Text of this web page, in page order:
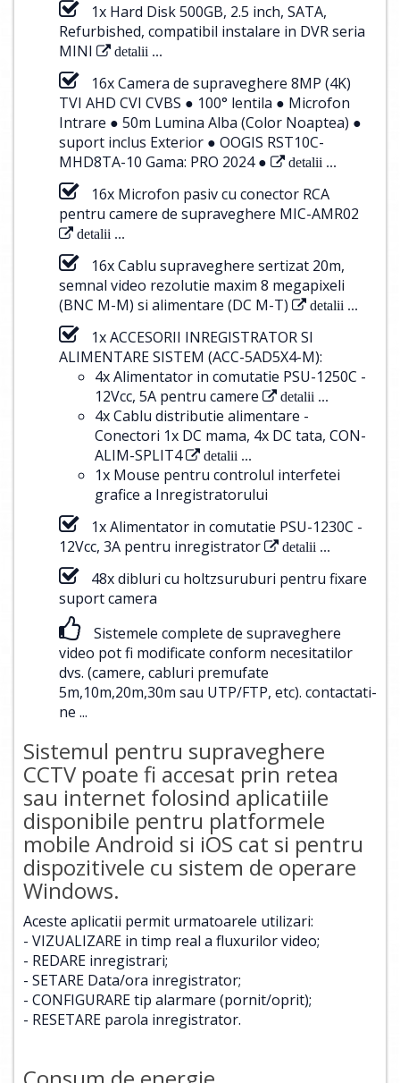
1x Hard Disk 500GB, 2.5 inch, SATA,
Refurbished, compatibil instalare in DVR seria
MINI
detalii ...
16x Camera de supraveghere 8MP (4K)
TVI AHD CVI CVBS ● 100° lentila ● Microfon
Intrare ● 50m Lumina Alba (Color Noaptea) ●
suport inclus Exterior ● OOGIS RST10C-
MHD8TA-10 Gama: PRO 2024 ●
detalii ...
16x Microfon pasiv cu conector RCA
pentru camere de supraveghere MIC-AMR02
detalii ...
16x Cablu supraveghere sertizat 20m,
semnal video rezolutie maxim 8 megapixeli
(BNC M-M) si alimentare (DC M-T)
detalii ...
1x ACCESORII INREGISTRATOR SI
ALIMENTARE SISTEM (ACC-5AD5X4-M):
4x Alimentator in comutatie PSU-1250C -
12Vcc, 5A pentru camere
detalii ...
4x Cablu distributie alimentare -
Conectori 1x DC mama, 4x DC tata, CON-
ALIM-SPLIT4
detalii ...
1x Mouse pentru controlul interfetei
grafice a Inregistratorului
1x Alimentator in comutatie PSU-1230C -
12Vcc, 3A pentru inregistrator
detalii ...
48x dibluri cu holtzsuruburi pentru fixare
suport camera
Sistemele complete de supraveghere
video pot fi modificate conform necesitatilor
dvs. (camere, cabluri premufate
5m,10m,20m,30m sau UTP/FTP, etc). contactati-
ne ...
Sistemul pentru supraveghere
CCTV poate fi accesat prin retea
sau internet folosind aplicatiile
disponibile pentru platformele
mobile Android si iOS cat si pentru
dispozitivele cu sistem de operare
Windows.
Aceste aplicatii permit urmatoarele utilizari:
- VIZUALIZARE in timp real a fluxurilor video;
- REDARE inregistrari;
- SETARE Data/ora inregistrator;
- CONFIGURARE tip alarmare (pornit/oprit);
- RESETARE parola inregistrator.